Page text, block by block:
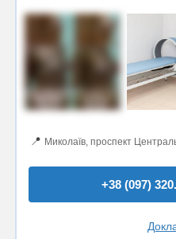
📍 Миколаїв, проспект
+38 (097)